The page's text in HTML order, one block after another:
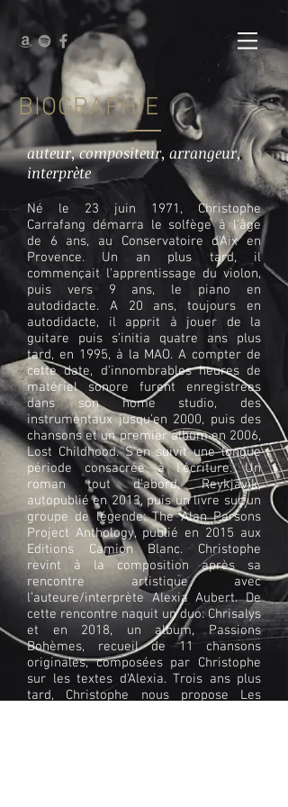
BIOGRAPHIE
auteur, compositeur, arrangeur,
interprète
Né le 23 juin 1971, Christophe
Carrafang démarra le solfège à l'âge
de 6 ans, au Conservatoire d'Aix en
Provence. Un an plus tard, il
commençait l'apprentissage du violon,
puis vers 9 ans, le piano en
autodidacte. A 20 ans, toujours en
autodidacte, il apprit à jouer de la
guitare puis s’initia quatre ans plus
tard, en 1995, à la MAO. A compter de
cette date, d'innombrables heures de
matériel sonore furent enregistrées
dans son home studio, des
instrumentaux jusqu'en 2000, puis des
chansons et un premier album en 2006,
Lost Childhood. S'en suivit une longue
période consacrée à l'écriture. Un
roman tout d'abord, Reykjavik,
autopublié en 2013, puis un livre sur un
groupe de légende: The Alan Parsons
Project Anthology, publié en 2015 aux
Editions Camion Blanc. Christophe
revint à la composition après sa
rencontre artistique avec
l’auteure/interprète Alexia Aubert. De
cette rencontre naquit un duo: Chrisalys
et en 2018, un album, Passions
Bohèmes, recueil de 11 chansons
originales, composées par Christophe
sur les textes d'Alexia. Trois ans plus
tard, Christophe nous propose Les